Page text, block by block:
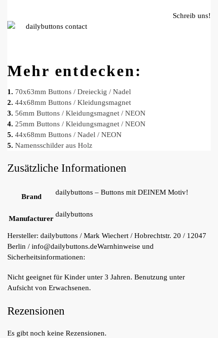
Schreib uns!
Mehr entdecken:
1. 70x63mm Buttons / Dreieckig / Nadel
2. 44x68mm Buttons / Kleidungsmagnet
3. 56mm Buttons / Kleidungsmagnet / NEON
4. 25mm Buttons / Kleidungsmagnet / NEON
5. 44x68mm Buttons / Nadel / NEON
5. Namensschilder aus Holz
Zusätzliche Informationen
Brand
dailybuttons – Buttons mit DEINEM Motiv!
Manufacturer
dailybuttons
Hersteller: dailybuttons / Mark Wiechert / Hobrechtstr. 20 / 12047
Berlin / info@dailybuttons.deWarnhinweise und
Sicherheitsinformationen:
Nicht geeignet für Kinder unter 3 Jahren. Benutzung unter
Aufsicht von Erwachsenen.
Rezensionen
Es gibt noch keine Rezensionen.